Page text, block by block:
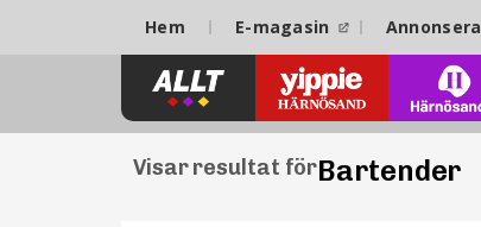
Hem E-magasin Annonsera
Visar resultat förBartender